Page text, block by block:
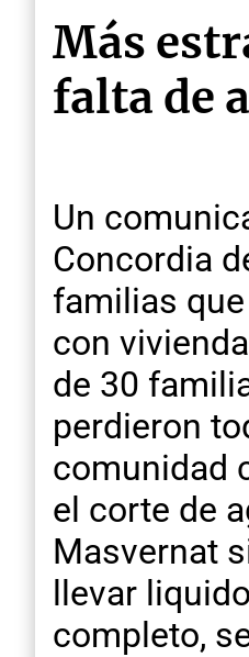
Más
falta de
Un
Concordia
familias
con
de 30
perdieron
comunidad
el corte de
Masvernat
llevar
completo,